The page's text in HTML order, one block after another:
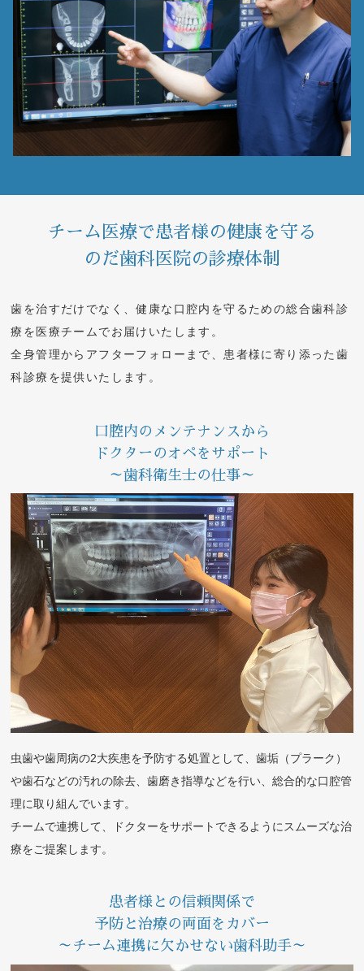
チーム医療で患者様の健康を守る
のだ歯科医院の診療体制
歯を治すだけでなく、健康な口腔内を守るための総合歯科診
療を医療チームでお届けいたします。
全身管理からアフターフォローまで、患者様に寄り添った歯
科診療を提供いたします。
口腔内のメンテナンスから
ドクターのオペをサポート
～歯科衛生士の仕事～
虫歯や歯周病の2大疾患を予防する処置として、歯垢（プラーク）
や歯石などの汚れの除去、歯磨き指導などを行い、総合的な口腔管
理に取り組んでいます。
チームで連携して、ドクターをサポートできるようにスムーズな治
療をご提案します。
患者様との信頼関係で
予防と治療の両面をカバー
～チーム連携に欠かせない歯科助手～